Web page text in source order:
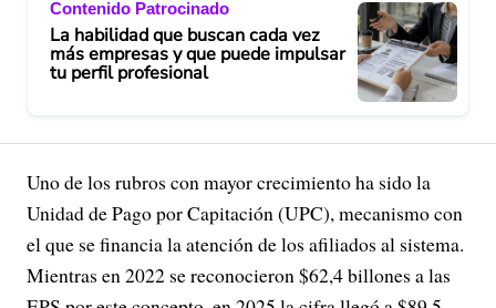
Contenido Patrocinado
La habilidad que buscan cada vez
más empresas y que puede impulsar
tu perfil profesional
Uno de los rubros con mayor crecimiento ha sido la
Unidad de Pago por Capitación (UPC), mecanismo con
el que se financia la atención de los afiliados al sistema.
Mientras en 2022 se reconocieron $62,4 billones a las